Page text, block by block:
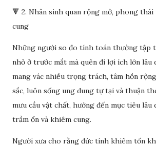
🔻 2. Nhân sinh quan rộng mở, phong
cung
Những người so đo tính toán thường tập
nhỏ ở trước mắt mà quên đi lợi ích lớn lâu
mang vác nhiều trọng trách, tâm hồn
sắc, luôn sống ung dung tự tại và thuận
mưu cầu vật chất, hướng đến mục tiêu
trầm ổn và khiêm cung.
Người xưa cho rằng đức tính khiêm tốn